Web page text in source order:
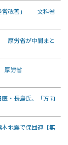
経営改善」 文科省
厚労省が中間まと
厚労省
・長島氏、「方向
地震で保団連【無